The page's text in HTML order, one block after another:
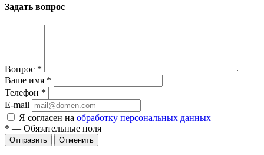
Задать вопрос
Вопрос *
Ваше имя *
Телефон *
E-mail
Я согласен на обработку персональных данных
* — Обязательные поля
Отменить